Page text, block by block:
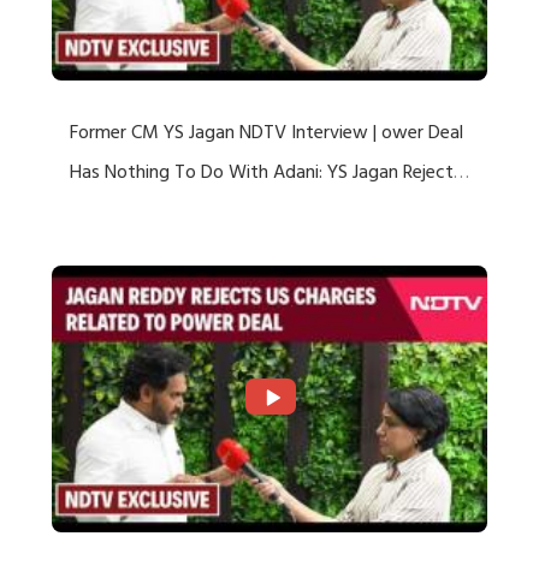
Former CM YS Jagan NDTV Interview | ower Deal
Has Nothing To Do With Adani: YS Jagan Rejects